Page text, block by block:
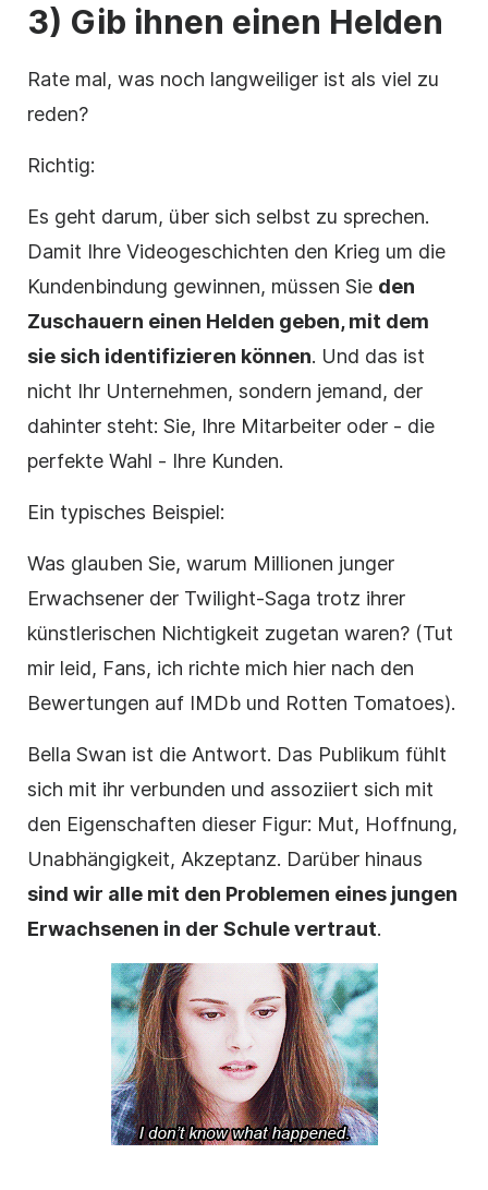
3) Gib ihnen einen Helden
Rate mal, was noch langweiliger ist als viel zu
reden?
Richtig:
Es geht darum, über sich selbst zu sprechen.
Damit Ihre Videogeschichten den Krieg um die
Kundenbindung gewinnen, müssen Sie den
Zuschauern einen Helden geben, mit dem
sie sich identifizieren können. Und das ist
nicht Ihr Unternehmen, sondern jemand, der
dahinter steht: Sie, Ihre Mitarbeiter oder - die
perfekte Wahl - Ihre Kunden.
Ein typisches Beispiel:
Was glauben Sie, warum Millionen junger
Erwachsener der Twilight-Saga trotz ihrer
künstlerischen Nichtigkeit zugetan waren? (Tut
mir leid, Fans, ich richte mich hier nach den
Bewertungen auf IMDb und Rotten Tomatoes).
Bella Swan ist die Antwort. Das Publikum fühlt
sich mit ihr verbunden und assoziiert sich mit
den Eigenschaften dieser Figur: Mut, Hoffnung,
Unabhängigkeit, Akzeptanz. Darüber hinaus
sind wir alle mit den Problemen eines jungen
Erwachsenen in der Schule vertraut.